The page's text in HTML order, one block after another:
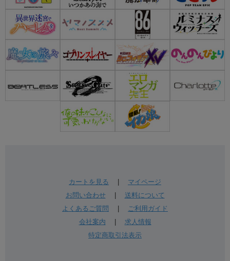
カートを見る
マイページ
お問い合わせ| 送料について
よくあるご質問
ご利用ガイド
会社案内
求人情報
特定商取引法表示